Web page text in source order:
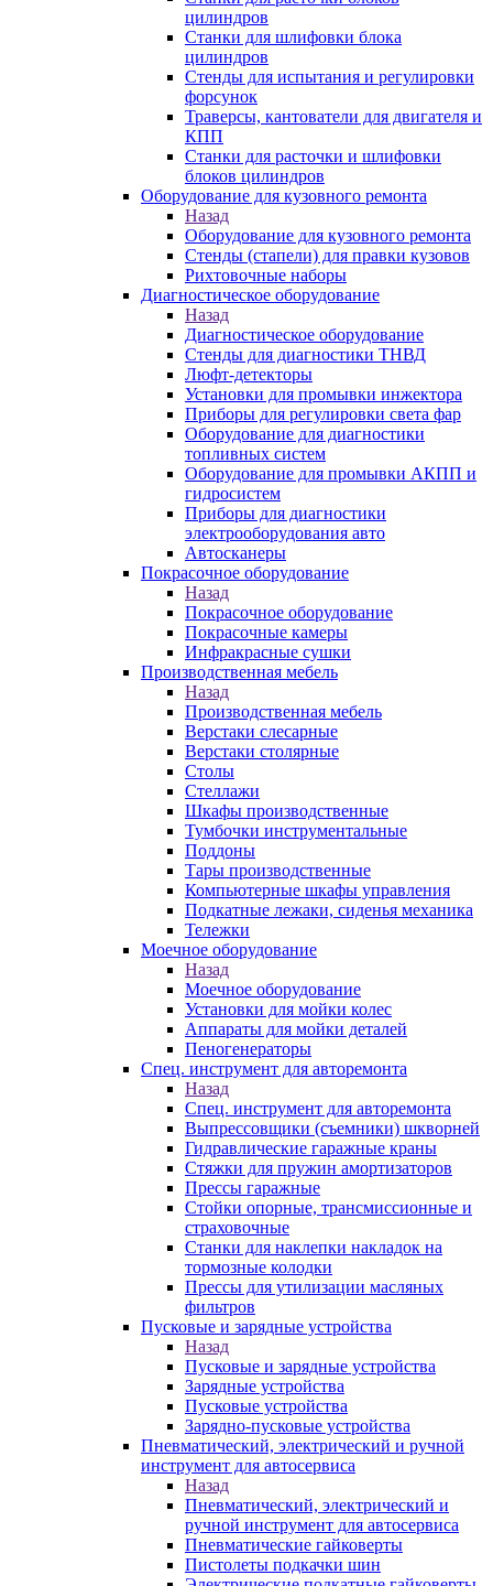
цилиндров
Станки для шлифовки блока
цилиндров
Стенды для испытания и регулировки
форсунок
Траверсы, кантователи для двигателя и
КПП
Станки для расточки и шлифовки
блоков цилиндров
Оборудование для кузовного ремонта
Назад
Оборудование для кузовного ремонта
Стенды (стапели) для правки кузовов
Рихтовочные наборы
Диагностическое оборудование
Назад
Диагностическое оборудование
Стенды для диагностики ТНВД
Люфт-детекторы
Установки для промывки инжектора
Приборы для регулировки света фар
Оборудование для диагностики
топливных систем
Оборудование для промывки АКПП и
гидросистем
Приборы для диагностики
электрооборудования авто
Автосканеры
Покрасочное оборудование
Назад
Покрасочное оборудование
Покрасочные камеры
Инфракрасные сушки
Производственная мебель
Назад
Производственная мебель
Верстаки слесарные
Верстаки столярные
Столы
Стеллажи
Шкафы производственные
Тумбочки инструментальные
Поддоны
Тары производственные
Компьютерные шкафы управления
Подкатные лежаки, сиденья механика
Тележки
Моечное оборудование
Назад
Моечное оборудование
Установки для мойки колес
Аппараты для мойки деталей
Пеногенераторы
Спец. инструмент для авторемонта
Назад
Спец. инструмент для авторемонта
Выпрессовщики (съемники) шкворней
Гидравлические гаражные краны
Стяжки для пружин амортизаторов
Прессы гаражные
Стойки опорные, трансмиссионные и
страховочные
Станки для наклепки накладок на
тормозные колодки
Прессы для утилизации масляных
фильтров
Пусковые и зарядные устройства
Назад
Пусковые и зарядные устройства
Зарядные устройства
Пусковые устройства
Зарядно-пусковые устройства
Пневматический, электрический и ручной
инструмент для автосервиса
Назад
Пневматический, электрический и
ручной инструмент для автосервиса
Пневматические гайковерты
Пистолеты подкачки шин